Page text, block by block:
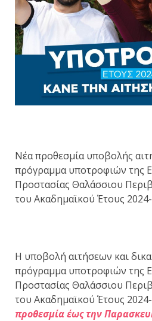
Νέα προθεσμία υποβολής
πρόγραμμα υποτροφιών της
Προστασίας Θαλάσσιου
του Ακαδημαϊκού Έτους
Η υποβολή αιτήσεων και
πρόγραμμα υποτροφιών της
Προστασίας Θαλάσσιου
του Ακαδημαϊκού Έτους
προθεσμία έως την